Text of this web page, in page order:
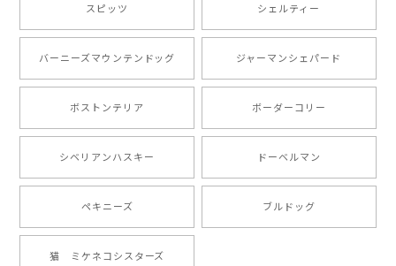
りまして、元気な時の顔がそっくりだったので、注文し
ました。ありがとうございました。
2024/05/22
スピッツ シェルティー
バーニーズマウンテンドッグ ジャーマンシェパード
ボストンテリア ボーダーコリー
シベリアンハスキー ドーベルマン
ペキニーズ ブルドッグ
猫 ミケネコシスターズ